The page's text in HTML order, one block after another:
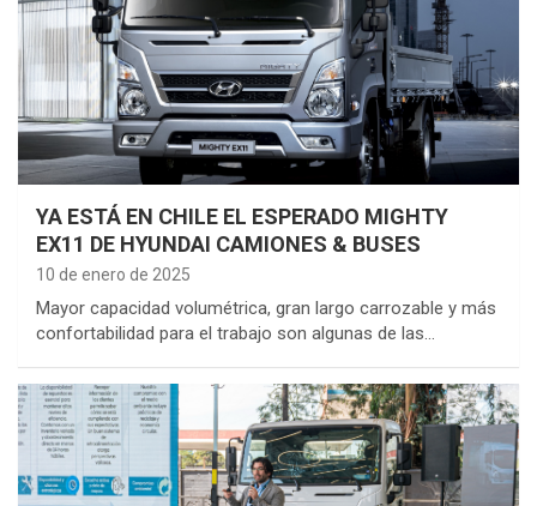
YA ESTÁ EN CHILE EL ESPERADO MIGHTY
EX11 DE HYUNDAI CAMIONES & BUSES
10 de enero de 2025
Mayor capacidad volumétrica, gran largo carrozable y más
confortabilidad para el trabajo son algunas de las…